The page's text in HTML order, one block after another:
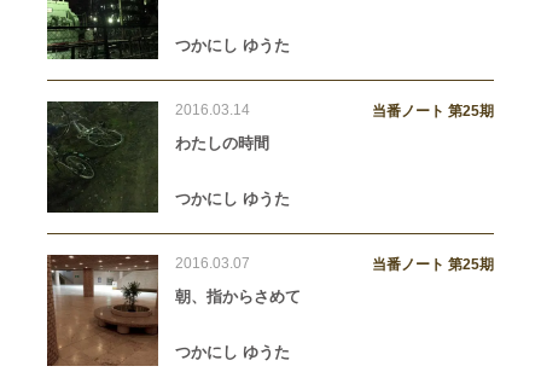
つかにし ゆうた
2016.03.14 当番ノート 第25期
わたしの時間
つかにし ゆうた
2016.03.07 当番ノート 第25期
朝、指からさめて
つかにし ゆうた